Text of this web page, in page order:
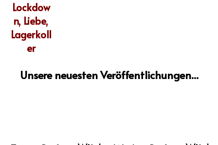
Lockdow
n, Liebe,
Lagerkoll
er
Unsere neuesten Veröffentlichungen...